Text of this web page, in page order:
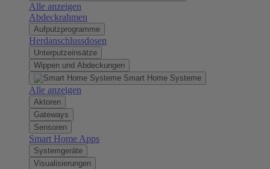
Alle anzeigen
Abdeckrahmen
Aufputzprogramme
Herdanschlussdosen
Unterputzeinsätze
Wippen und Abdeckungen
Smart Home Systeme
Alle anzeigen
Aktoren
Gateways
Sensoren
Smart Home Apps
Systemgeräte
Visualisierungen